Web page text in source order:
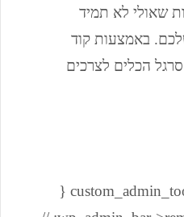
שאולי לא תמיד
באמצעות קוד
הכלים לצרכים